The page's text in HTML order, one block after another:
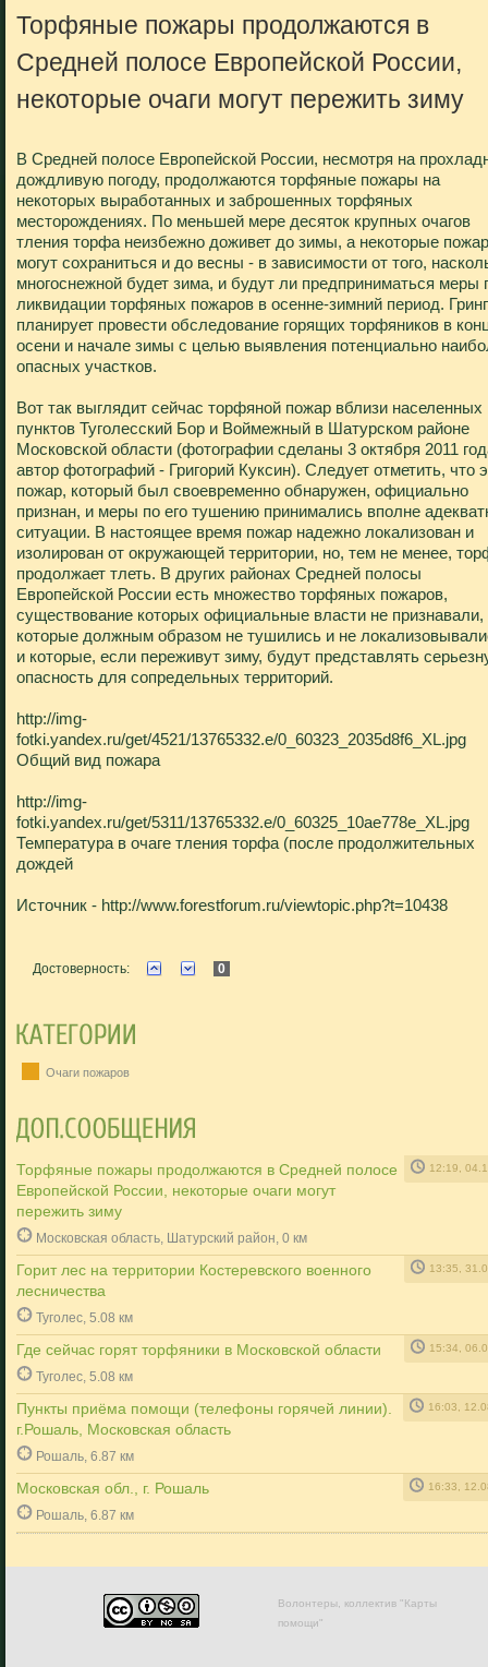
Торфяные пожары продолжаются в
Средней полосе Европейской России,
некоторые очаги могут пережить зиму
В Средней полосе Европейской России, несмотря на
дождливую погоду, продолжаются торфяные пожары на
некоторых выработанных и заброшенных торфяных
месторождениях. По меньшей мере десяток крупных очагов
тления торфа неизбежно доживет до зимы, а некоторые
могут сохраниться и до весны - в зависимости от того,
многоснежной будет зима, и будут ли предприниматься меры
ликвидации торфяных пожаров в осенне-зимний период.
планирует провести обследование горящих торфяников в
осени и начале зимы с целью выявления потенциально
опасных участков.
Вот так выглядит сейчас торфяной пожар вблизи населенных
пунктов Туголесский Бор и Воймежный в Шатурском районе
Московской области (фотографии сделаны 3 октября 2011
автор фотографий - Григорий Куксин). Следует отметить, что
пожар, который был своевременно обнаружен, официально
признан, и меры по его тушению принимались вполне
ситуации. В настоящее время пожар надежно локализован и
изолирован от окружающей территории, но, тем не менее,
продолжает тлеть. В других районах Средней полосы
Европейской России есть множество торфяных пожаров,
существование которых официальные власти не признавали,
которые должным образом не тушились и не
и которые, если переживут зиму, будут представлять
опасность для сопредельных территорий.
http://img-
fotki.yandex.ru/get/4521/13765332.e/0_60323_2035d8f6_XL.jpg
Общий вид пожара
http://img-
fotki.yandex.ru/get/5311/13765332.e/0_60325_10ae778e_XL.jpg
Температура в очаге тления торфа (после продолжительных
дождей
Источник - http://www.forestforum.ru/viewtopic.php?t=10438
Достоверность: 0
Очаги пожаров
Торфяные пожары продолжаются в Средней полосе
Европейской России, некоторые очаги могут
пережить зиму
12:19,
Московская область, Шатурский район, 0 км
Горит лес на территории Костеревского военного
лесничества
13:35,
Туголес, 5.08 км
Где сейчас горят торфяники в Московской области 15:34,
Туголес, 5.08 км
Пункты приёма помощи (телефоны горячей линии).
г.Рошаль, Московская область
16:03,
Рошаль, 6.87 км
Московская обл., г. Рошаль 16:33,
Рошаль, 6.87 км
Волонтеры, коллектив "Карты
помощи"